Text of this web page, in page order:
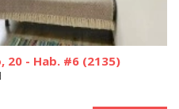
20 - Hab. #6 (2135)